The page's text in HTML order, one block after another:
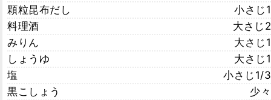
顆粒昆布だし
小さじ1
料理酒
大さじ2
みりん
大さじ1
しょうゆ
大さじ1
塩
小さじ1/3
黒こしょう
少々